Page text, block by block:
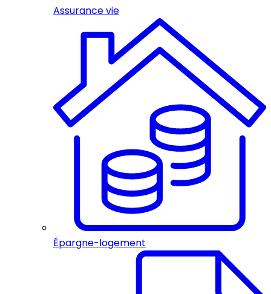
Assurance vie
Épargne-logement